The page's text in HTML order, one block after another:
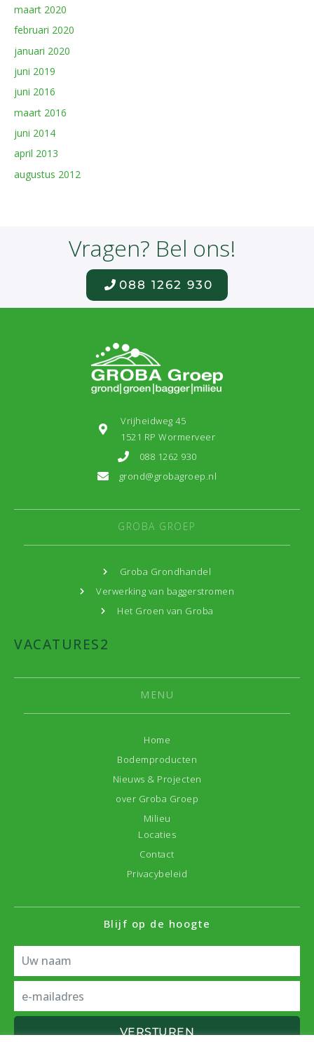
maart 2020
februari 2020
januari 2020
juni 2019
juni 2016
maart 2016
juni 2014
april 2013
augustus 2012
Vragen? Bel ons!
088 1262 930
Vrijheidweg 45
1521 RP Wormerveer
088 1262 930
grond@grobagroep.nl
GROBA GROEP
Groba Grondhandel
Verwerking van baggerstromen
Het Groen van Groba
VACATURES2
MENU
Home
Bodemproducten
Nieuws & Projecten
over Groba Groep
Milieu
Locaties
Contact
Privacybeleid
Blijf op de hoogte
VERSTUREN